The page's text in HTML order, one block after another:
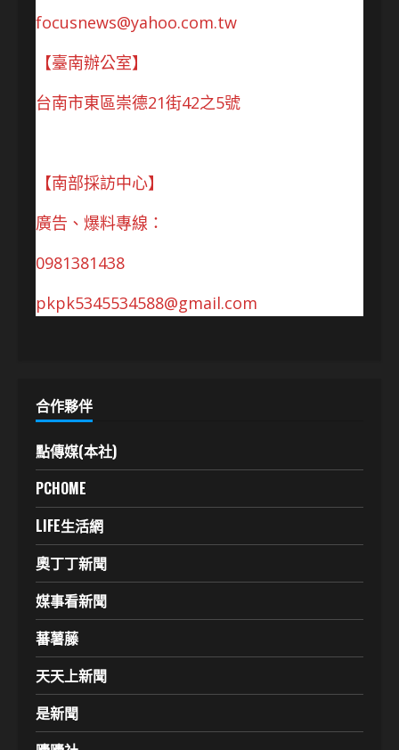
focusnews@yahoo.com.tw
【臺南辦公室】
台南市東區崇德21街42之5號
【南部採訪中心】
廣告、爆料專線：
0981381438
pkpk5345534588@gmail.com
合作夥伴
點傳媒(本社)
PCHOME
LIFE生活網
奧丁丁新聞
媒事看新聞
蕃薯藤
天天上新聞
是新聞